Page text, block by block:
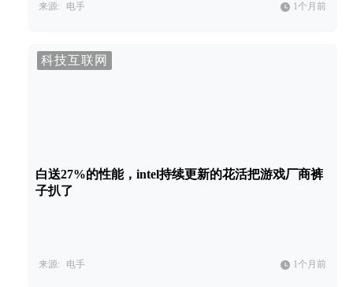
来源: 电手 1个月前
科技互联网
白送27%的性能，intel持续更新的花活把游戏厂商裤
子扒了
来源: 电手 1个月前